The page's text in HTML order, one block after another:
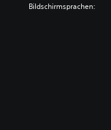
Bildschirmsprachen: